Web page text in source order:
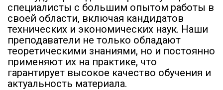
специалисты с большим опытом работы в
своей области, включая кандидатов
технических и экономических наук. Наши
преподаватели не только обладают
теоретическими знаниями, но и постоянно
применяют их на практике, что
гарантирует высокое качество обучения и
актуальность материала.